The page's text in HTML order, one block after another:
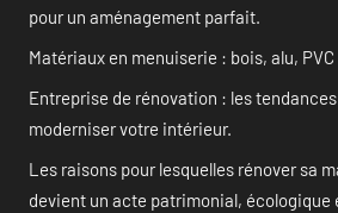
pour un aménagement parfait.
Matériaux en menuiserie : bois, alu, PVC
Entreprise de rénovation : les
moderniser votre intérieur.
Les raisons pour lesquelles rénover sa
devient un acte patrimonial, écologique